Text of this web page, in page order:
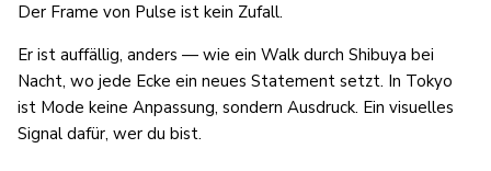
Der Frame von Pulse ist kein Zufall.
Er ist auffällig, anders — wie ein Walk durch Shibuya bei
Nacht, wo jede Ecke ein neues Statement setzt. In Tokyo
ist Mode keine Anpassung, sondern Ausdruck. Ein visuelles
Signal dafür, wer du bist.